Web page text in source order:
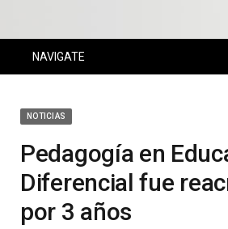
NAVIGATE
NOTICIAS
Pedagogía en
Diferencial fue
por 3 años